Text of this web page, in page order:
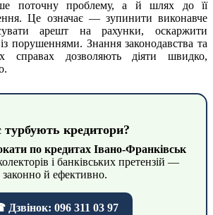
поточну проблему, а й шлях до її
Це означає — зупинити виконавче
арешт на рахунки, оскаржити
порушеннями. Знання законодавства та
справах дозволяють діяти швидко,
турбують кредитори?
по кредитах Івано-Франківськ
і банківських претензій —
законно й ефективно.
096 311 03 97